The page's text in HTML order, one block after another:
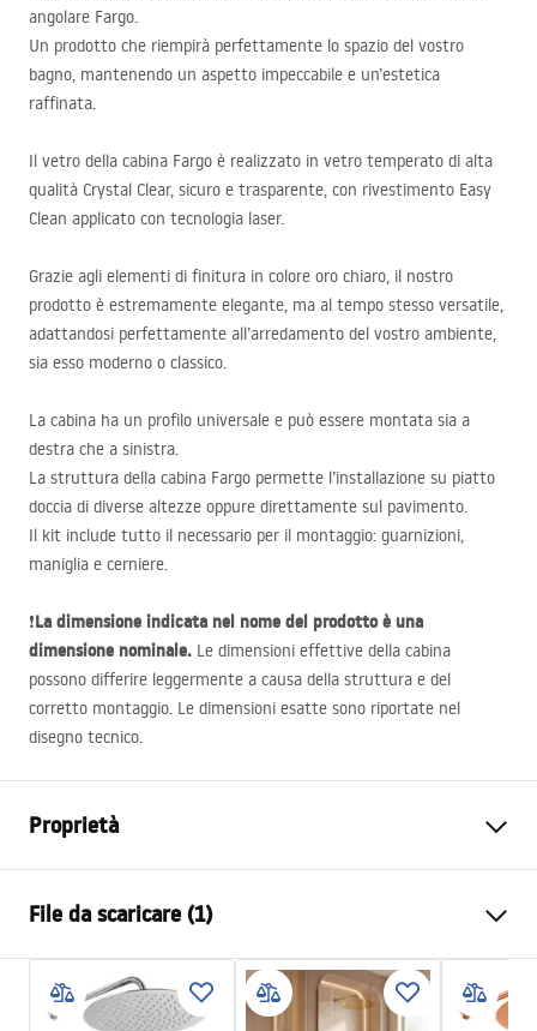
angolare Fargo.
Un prodotto che riempirà perfettamente lo spazio del vostro
bagno, mantenendo un aspetto impeccabile e un’estetica
raffinata.
Il vetro della cabina Fargo è realizzato in vetro temperato di alta
qualità Crystal Clear, sicuro e trasparente, con rivestimento Easy
Clean applicato con tecnologia laser.
Grazie agli elementi di finitura in colore oro chiaro, il nostro
prodotto è estremamente elegante, ma al tempo stesso versatile,
adattandosi perfettamente all’arredamento del vostro ambiente,
sia esso moderno o classico.
La cabina ha un profilo universale e può essere montata sia a
destra che a sinistra.
La struttura della cabina Fargo permette l’installazione su piatto
doccia di diverse altezze oppure direttamente sul pavimento.
Il kit include tutto il necessario per il montaggio: guarnizioni,
maniglia e cerniere.
❗La dimensione indicata nel nome del prodotto è una
dimensione nominale. Le dimensioni effettive della cabina
possono differire leggermente a causa della struttura e del
corretto montaggio. Le dimensioni esatte sono riportate nel
disegno tecnico.
Proprietà
Colore
Tipo di cabina
D'angolo
Il colore del vetro
Trasparente 6mm
File da scaricare (1)
shower manual
shower manual.pdf